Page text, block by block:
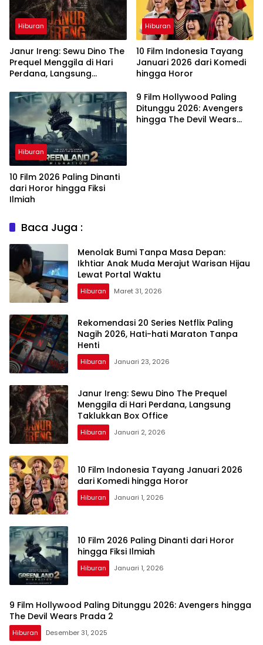
Hiburan
Janur Ireng: Sewu Dino The
Prequel Menggila di Hari
Perdana, Langsung
Hiburan
10 Film Indonesia Tayang
Januari 2026 dari Komedi
hingga Horor
Hiburan
10 Film 2026 Paling Dinanti
dari Horor hingga Fiksi
Ilmiah
9 Film Hollywood Paling
Ditunggu 2026: Avengers
hingga The Devil Wears
Baca Juga :
Menolak Bumi Tanpa Masa Depan:
Ikhtiar Anak Muda Merajut Warisan Hijau
Lewat Portal Waktu
Hiburan Maret 31, 2026
Rekomendasi 20 Series Netflix Paling
Nagih 2026, Hati-hati Maraton Tanpa
Henti
Hiburan Januari 23, 2026
Janur Ireng: Sewu Dino The Prequel
Menggila di Hari Perdana, Langsung
Taklukkan Box Office
Hiburan Januari 2, 2026
10 Film Indonesia Tayang Januari 2026
dari Komedi hingga Horor
Hiburan Januari 1, 2026
10 Film 2026 Paling Dinanti dari Horor
hingga Fiksi Ilmiah
Hiburan Januari 1, 2026
9 Film Hollywood Paling Ditunggu 2026: Avengers hingga
The Devil Wears Prada 2
Hiburan Desember 31, 2025